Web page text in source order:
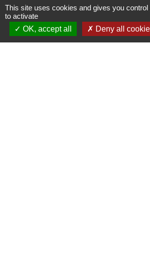
Signaler une
This site uses cookies and gives you
to activate
OK, accept all
Deny all